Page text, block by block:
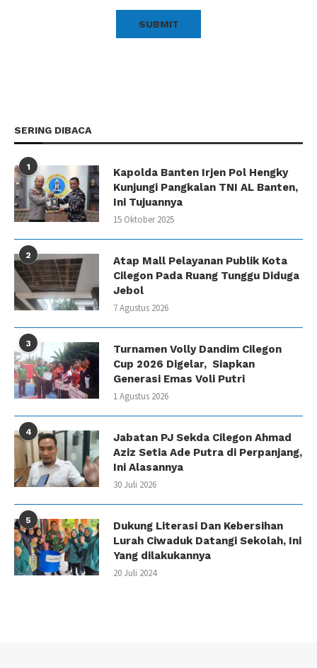
SERING DIBACA
1
Kapolda Banten Irjen Pol Hengky
Kunjungi Pangkalan TNI AL Banten,
Ini Tujuannya
15 Oktober 2025
2
Atap Mall Pelayanan Publik Kota
Cilegon Pada Ruang Tunggu Diduga
Jebol
7 Agustus 2026
3
Turnamen Volly Dandim Cilegon
Cup 2026 Digelar, Siapkan
Generasi Emas Voli Putri
1 Agustus 2026
4
Jabatan PJ Sekda Cilegon Ahmad
Aziz Setia Ade Putra di Perpanjang,
Ini Alasannya
30 Juli 2026
5
Dukung Literasi Dan Kebersihan
Lurah Ciwaduk Datangi Sekolah, Ini
Yang dilakukannya
20 Juli 2024